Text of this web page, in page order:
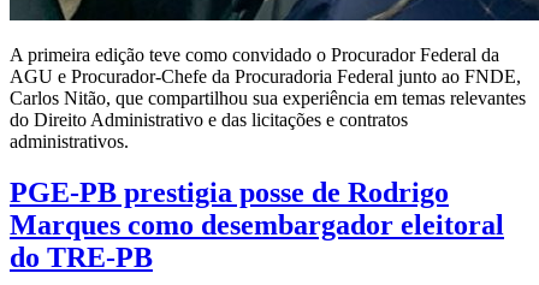
A primeira edição teve como convidado o Procurador Federal da
AGU e Procurador-Chefe da Procuradoria Federal junto ao FNDE,
Carlos Nitão, que compartilhou sua experiência em temas relevantes
do Direito Administrativo e das licitações e contratos
administrativos.
PGE-PB prestigia posse de Rodrigo
Marques como desembargador eleitoral
do TRE-PB